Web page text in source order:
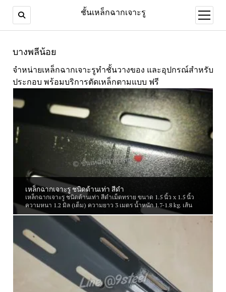
ชั้นเหล็กฉากเจาะรู
open
menu
บางพลีน้อย
จำหน่ายเหล็กฉากเจาะรูทำชั้นวางของ และอุปกรณ์สำหรับ
ประกอบ พร้อมบริการตัดเหล็กตามแบบ ฟรี
เหล็กฉากเจาะรู ชนิดด้านเท่า สีดำ
เหล็กฉากเจาะรู ชนิดด้านเท่า สีดำเม็ดทราย ขนาด 1.5 นิ้ว x 1.5 นิ้ว
ความหนา 1.2 มิล (เต็ม) ความยาว 3 เมตร น้ำหนัก 1.7-1.8 kg. เส้น